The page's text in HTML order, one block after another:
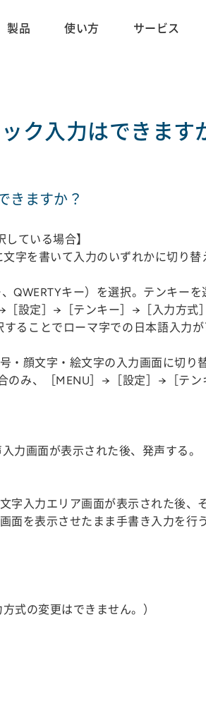
製品 使い方 サービス
ク入力はできます
きますか？
ている場合】
字を書いて入力のいずれかに切り替
QWERTYキー）を選択。テンキー
設定］→［テンキー］→［入力方式
ることでローマ字での日本語入力
・顔文字・絵文字の入力画面に切り
み、［MENU］→［設定］→［テ
力画面が表示された後、発声する。
入力エリア画面が表示された後、
を表示させたまま手書き入力を行
式の変更はできません。）